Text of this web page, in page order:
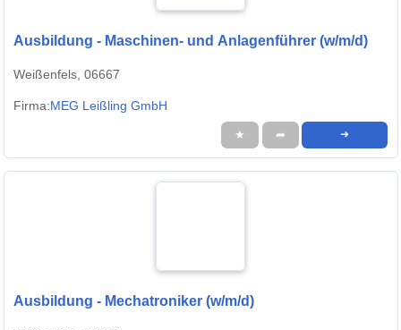
Ausbildung - Maschinen- und Anlagenführer (w/m/d)
Weißenfels, 06667
Firma:MEG Leißling GmbH
★ ➦ ➜
Ausbildung - Mechatroniker (w/m/d)